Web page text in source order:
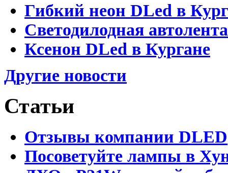
Гибкий неон DLed в
Светодилодная
Ксенон DLed в Кургане
Другие новости
Статьи
Отзывы компании DLED
Посоветуйте лампы в